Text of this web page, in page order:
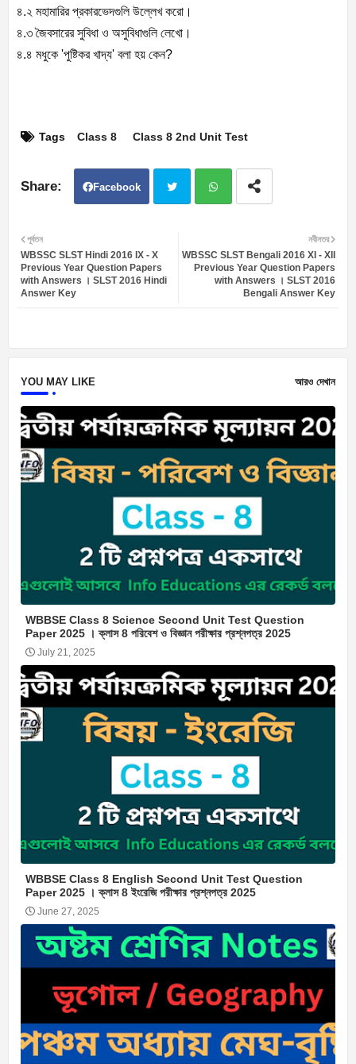
৪.২ মহামারির প্রকারভেদগুলি উল্লেখ করো।
৪.৩ জৈবসারের সুবিধা ও অসুবিধাগুলি লেখো।
৪.৪ মধুকে 'পুষ্টিকর খাদ্য' বলা হয় কেন?
Tags Class 8 Class 8 2nd Unit Test
Facebook
atsa
নবীনতর
WBSSC SLST Bengali 2016 XI - XII
Previous Year Question Papers
with Answers । SLST 2016
Bengali Answer Key
পূর্বতন
WBSSC SLST Hindi 2016 IX - X
Previous Year Question Papers
with Answers । SLST 2016 Hindi
Answer Key
YOU MAY LIKE আরও দেখান
WBBSE Class 8 Science Second Unit Test Question
Paper 2025 । ক্লাস 8 পরিবেশ ও বিজ্ঞান পরীক্ষার প্রশ্নপত্র 2025
July 21, 2025
WBBSE Class 8 English Second Unit Test Question
Paper 2025 । ক্লাস 8 ইংরেজি পরীক্ষার প্রশ্নপত্র 2025
June 27, 2025